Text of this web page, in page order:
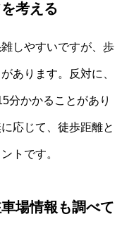
考える
しやすいですが、歩
あります。反対に、
分かかることがあり
応じて、徒歩距離と
トです。
場情報も調べて